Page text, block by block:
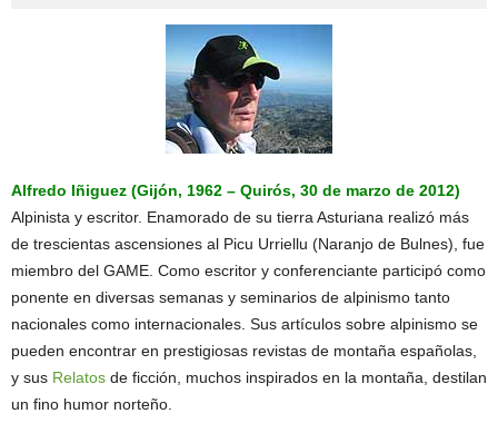
Alfredo Iñiguez (Gijón, 1962 – Quirós, 30 de marzo de 2012)
Alpinista y escritor. Enamorado de su tierra Asturiana realizó más
de trescientas ascensiones al Picu Urriellu (Naranjo de Bulnes), fue
miembro del GAME. Como escritor y conferenciante participó como
ponente en diversas semanas y seminarios de alpinismo tanto
nacionales como internacionales. Sus artículos sobre alpinismo se
pueden encontrar en prestigiosas revistas de montaña españolas,
y sus Relatos de ficción, muchos inspirados en la montaña, destilan
un fino humor norteño.